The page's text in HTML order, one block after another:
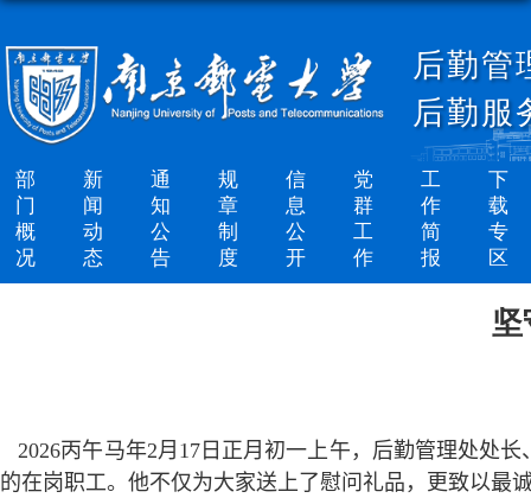
后勤管
后勤服
部
门
概
况
新
闻
动
态
通
知
公
告
规
章
制
度
信
息
公
开
党
群
工
作
工
作
简
报
下
载
专
区
2026丙午马年2月 17日正月初一上午，后勤管理处处
的在岗职工。他不仅为大家送上了慰问礼品，更致以最